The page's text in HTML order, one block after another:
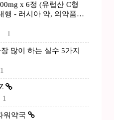
x 6정 (유럽산 C형
행 - 러시아 약, 의약품…
1
많이 하는 실수 5가지
1
1
워약국